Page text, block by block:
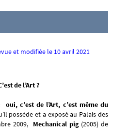
et modifiée le 10 avril 2021
de l’Art ?
oui, c’est de l’Art, c’est même du
possède et a exposé au Palais des
2009, Mechanical pig(2005) de